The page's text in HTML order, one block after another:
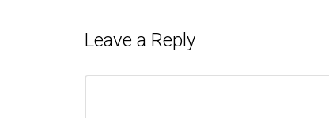
Leave a Reply